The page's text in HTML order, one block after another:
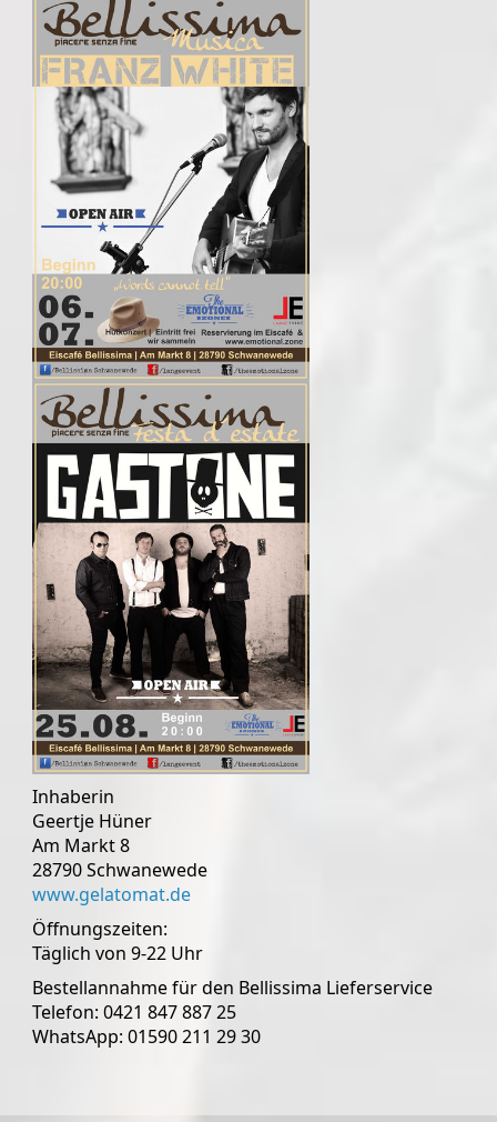
Inhaberin
Geertje Hüner
Am Markt 8
28790 Schwanewede
www.gelatomat.de
Öffnungszeiten:
Täglich von 9-22 Uhr
Bestellannahme für den Bellissima Lieferservice
Telefon: 0421 847 887 25
WhatsApp: 01590 211 29 30